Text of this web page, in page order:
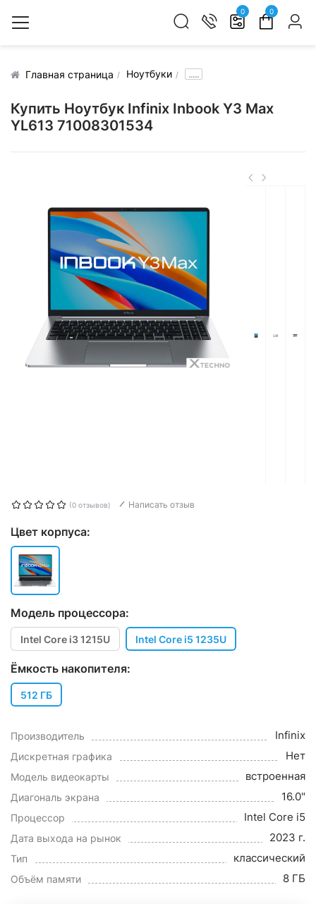
0 0
Главная страница Ноутбуки .....
Купить Ноутбук Infinix Inbook Y3 Max
YL613 71008301534
(0 отзывов) Написать отзыв
Цвет корпуса:
Модель процессора:
Intel Core i3 1215U Intel Core i5 1235U
Ёмкость накопителя:
512 ГБ
Производитель Infinix
Дискретная графика Нет
Модель видеокарты встроенная
Диагональ экрана 16.0"
Процессор Intel Core i5
Дата выхода на рынок 2023 г.
Тип классический
Объём памяти 8 ГБ